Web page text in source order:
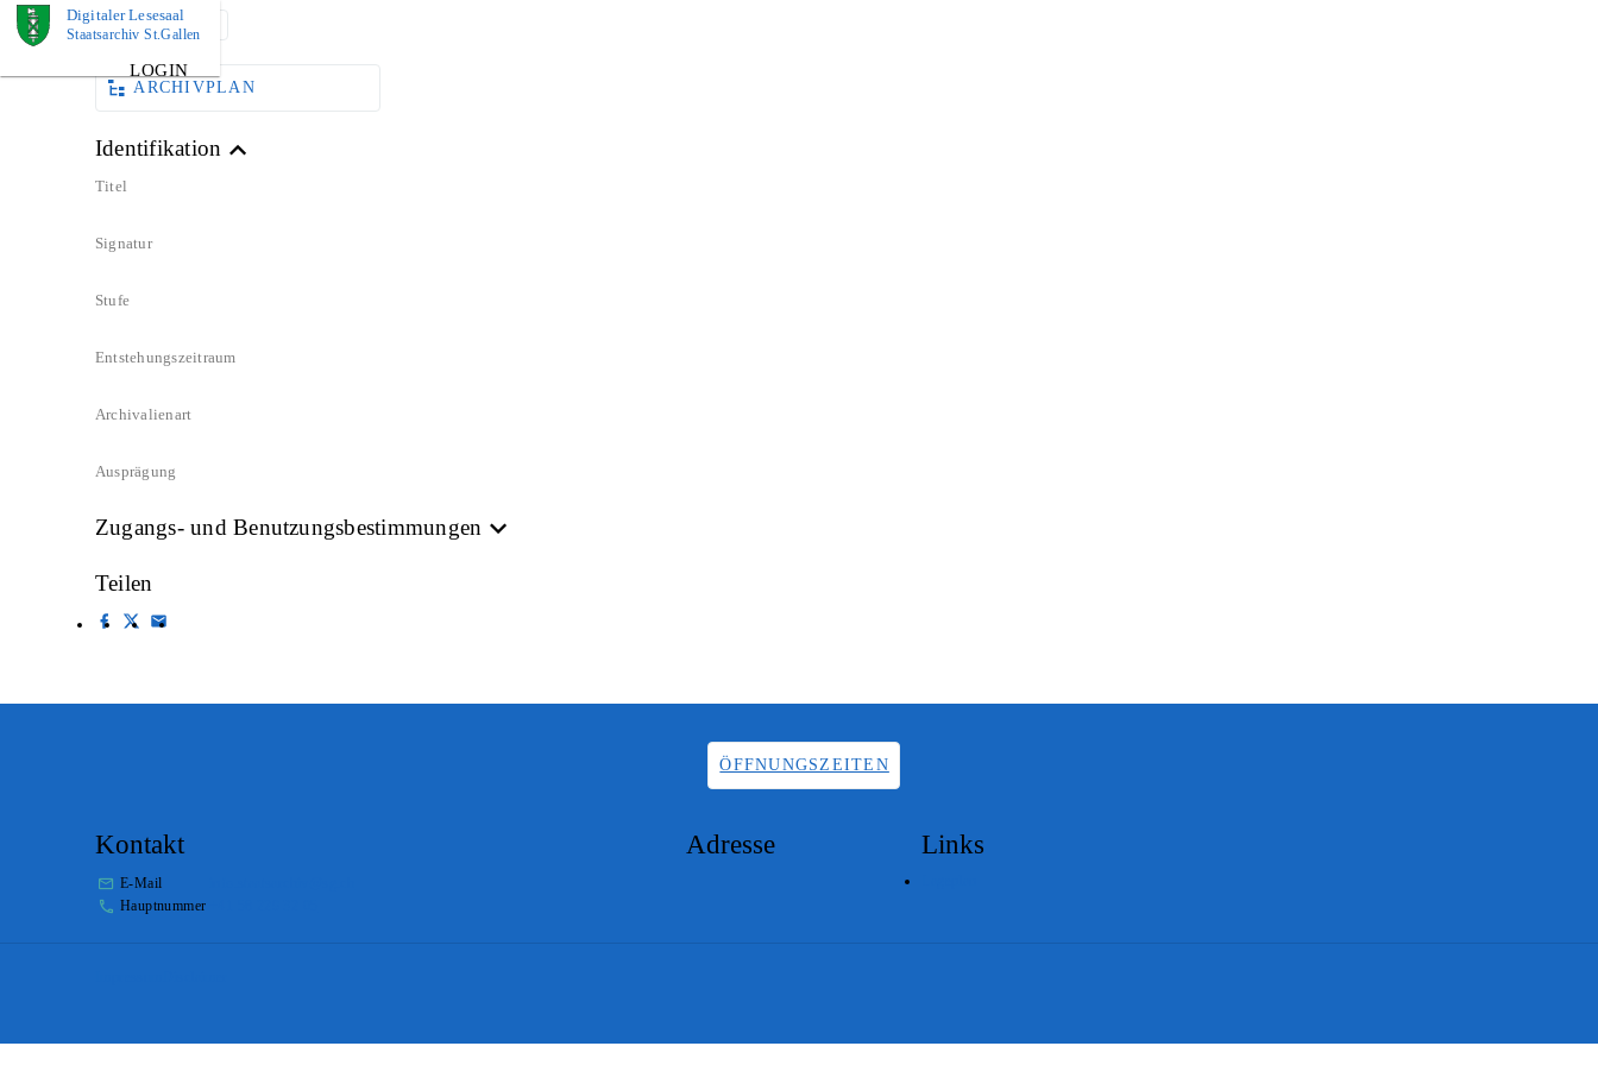
Digitaler Lesesaal
Staatsarchiv St.Gallen
LOGIN
DOKUMENT
ARCHIVPLAN
Identifikation
Titel
Signatur
Stufe
Entstehungszeitraum
Archivalienart
Ausprägung
Zugangs- und Benutzungsbestimmungen
Teilen
ÖFFNUNGSZEITEN
Kontakt
E-Mail
Hauptnummer
Adresse Links